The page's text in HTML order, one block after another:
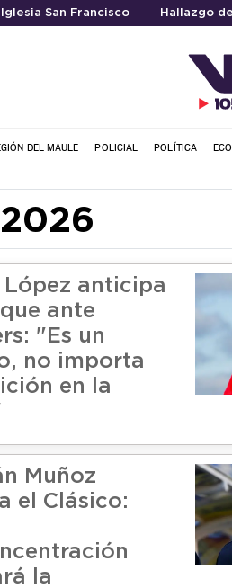
Iglesia San Francisco Hallazgo
DEL MAULE POLICIAL POLÍTICA
López anticipa
ante
"Es un
no importa
en la
Muñoz
el Clásico:
la